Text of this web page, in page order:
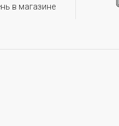
в магазине